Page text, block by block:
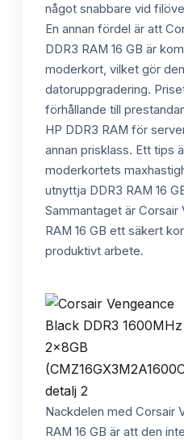
något snabbare vid
En annan fördel är att
DDR3 RAM 16 GB är
moderkort, vilket gör
datoruppgradering.
förhållande till
HP DDR3 RAM för
annan prisklass. Ett tips
moderkortets
utnyttja DDR3 RAM 16
Sammantaget är Corsair
RAM 16 GB ett säkert
produktivt arbete.
Nackdelen med Corsair
RAM 16 GB är att den